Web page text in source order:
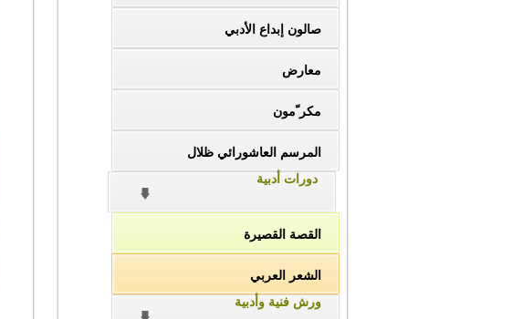
صالون إبداع الأدبي
معارض
مكر ّمون
المرسم العاشورائي ظلال
دورات أدبية
القصة القصيرة
الشعر العربي
ورش فنية وأدبية